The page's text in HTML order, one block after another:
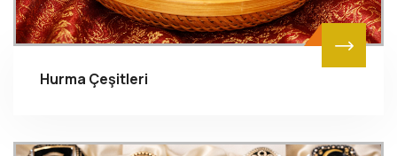
Hurma Çeşitleri